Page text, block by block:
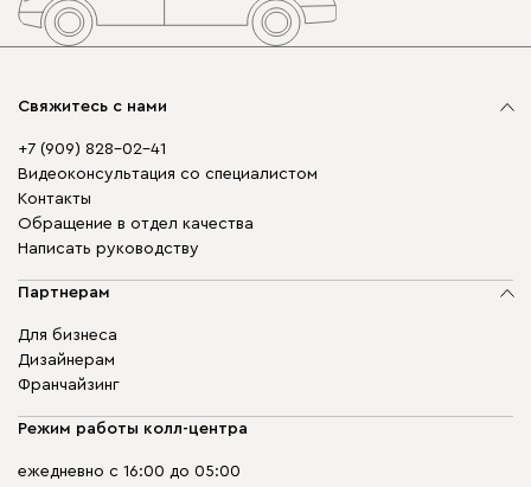
Свяжитесь с нами
+7 (909) 828-02-41
Видеоконсультация со специалистом
Контакты
Обращение в отдел качества
Написать руководству
Партнерам
Для бизнеса
Дизайнерам
Франчайзинг
Режим работы колл-центра
ежедневно с 16:00 до 05:00